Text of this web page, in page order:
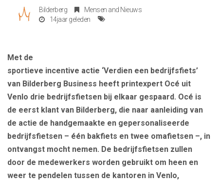
Bilderberg Mensen and Nieuws
14jaar geleden
Met de
sportieve incentive actie ‘Verdien een bedrijfsfiets’
van Bilderberg Business heeft printexpert Océ uit
Venlo drie bedrijfsfietsen bij elkaar gespaard. Océ is
de eerst klant van Bilderberg, die naar aanleiding van
de actie de handgemaakte en gepersonaliseerde
bedrijfsfietsen – één bakfiets en twee omafietsen –, in
ontvangst mocht nemen. De bedrijfsfietsen zullen
door de medewerkers worden gebruikt om heen en
weer te pendelen tussen de kantoren in Venlo,